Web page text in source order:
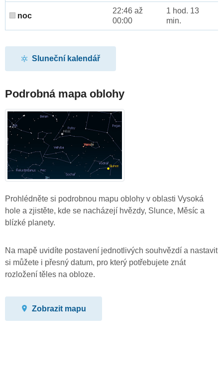
noc
22:46 až
00:00
1 hod. 13
min.
Sluneční kalendář
Podrobná mapa oblohy
Prohlédněte si podrobnou mapu oblohy v oblasti Vysoká
hole a zjistěte, kde se nacházejí hvězdy, Slunce, Měsíc a
blízké planety.
Na mapě uvidíte postavení jednotlivých souhvězdí a nastavit
si můžete i přesný datum, pro který potřebujete znát
rozložení těles na obloze.
Zobrazit mapu